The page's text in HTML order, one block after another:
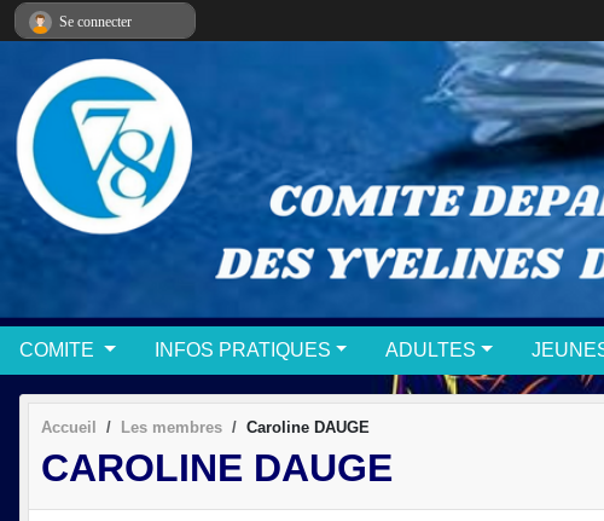
COMITE INFOS PRATIQUES ADULTES
Accueil Les membres Caroline DAUGE
CAROLINE DAUGE
Se connecter
Panneau de gestion des cookies